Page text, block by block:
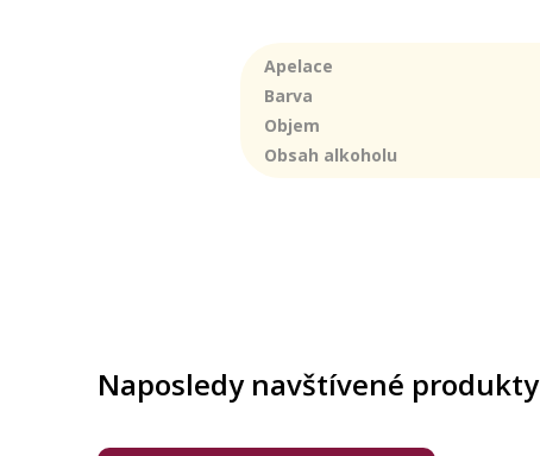
Apelace
Barva
Objem
Obsah alkoholu
Naposledy navštívené produkty